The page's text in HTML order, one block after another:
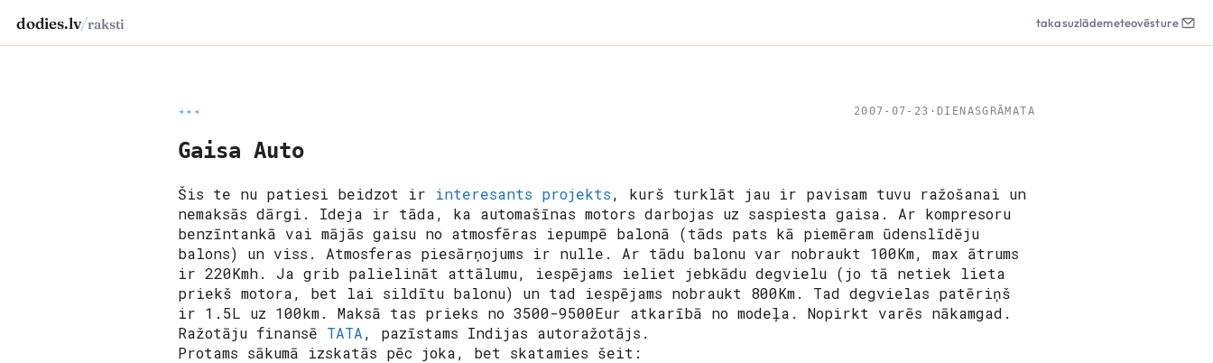
dodies.lv/raksti takasuzlādemeteovēsture
◂◂◂ 2007-07-23 · DIENASGRĀMATA
Gaisa Auto
Šis te nu patiesi beidzot ir interesants projekts, kurš turklāt jau ir pavisam tuvu ražošanai un
nemaksās dārgi. Ideja ir tāda, ka automašīnas motors darbojas uz saspiesta gaisa. Ar kompresoru
benzīntankā vai mājās gaisu no atmosfēras iepumpē balonā (tāds pats kā piemēram ūdenslīdēju
balons) un viss. Atmosferas piesārņojums ir nulle. Ar tādu balonu var nobraukt 100Km, max ātrums
ir 220Kmh. Ja grib palielināt attālumu, iespējams ieliet jebkādu degvielu (jo tā netiek lieta
priekš motora, bet lai sildītu balonu) un tad iespējams nobraukt 800Km. Tad degvielas patēriņš
ir 1.5L uz 100km. Maksā tas prieks no 3500-9500Eur atkarībā no modeļa. Nopirkt varēs nākamgad.
Ražotāju finansē TATA, pazīstams Indijas autoražotājs.
Protams sākumā izskatās pēc joka, bet skatamies šeit: